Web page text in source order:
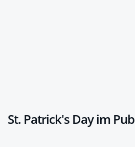
St. Patrick's Day im Pub